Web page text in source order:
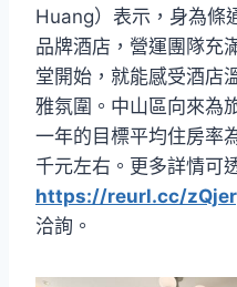
Huang）表示，身為條
品牌酒店，營運團隊充
堂開始，就能感受酒店
雅氛圍。中山區向來為
一年的目標平均住房率
千元左右。更多詳情可
https://reurl.cc/
洽詢。